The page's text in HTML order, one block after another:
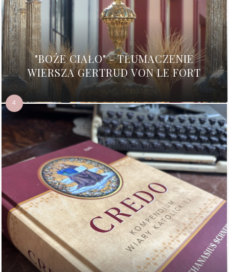
"BOŻE CIAŁO" - TŁUMACZENIE
WIERSZA GERTRUD VON LE FORT